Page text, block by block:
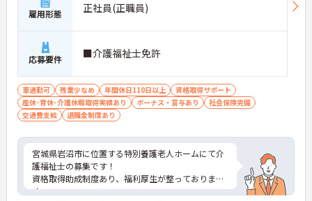
雇用形態 正社員(正職員)
応募要件 ■介護福祉士免許
車通勤可 残業少なめ 年間休日110日以上
資格取得サポート
産休･育休･介護休暇取得実績あり
ボーナス・賞与あり
社会保険完備
交通費支給
退職金制度あり
宮城県岩沼市に位置する特別養護老人ホームにて介
護福祉士の募集です！
資格取得助成制度あり、福利厚生が整っておりま
す。